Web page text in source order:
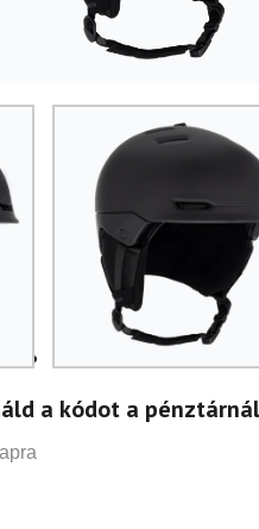
a kódot a